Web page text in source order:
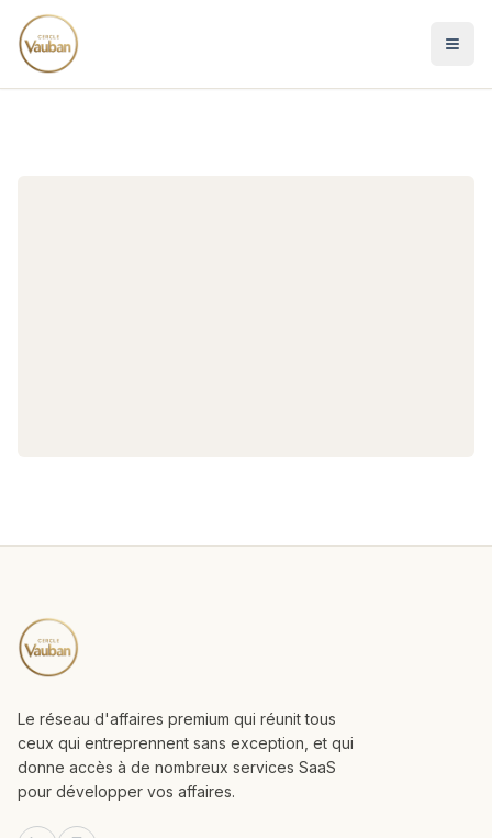
Le réseau d'affaires premium qui réunit tous
ceux qui entreprennent sans exception, et qui
donne accès à de nombreux services SaaS
pour développer vos affaires.